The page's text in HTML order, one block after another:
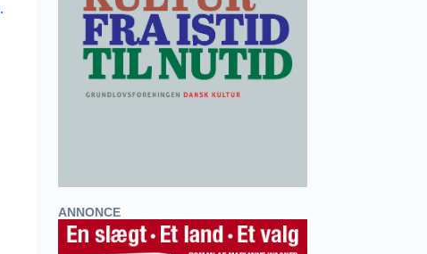
.
ANNONCE